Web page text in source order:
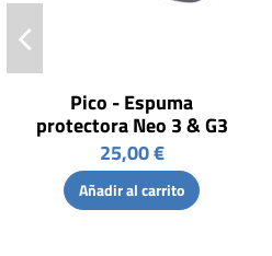
Pico - Espuma
protectora Neo 3 & G3
25,00 €
Añadir al carrito